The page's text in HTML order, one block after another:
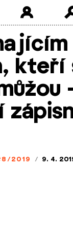
kteří
2019 / 9. 4.